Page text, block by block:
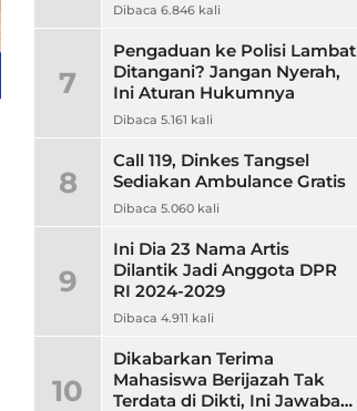
Dibaca 6.846 kali
7
Pengaduan ke Polisi Lambat
Ditangani? Jangan Nyerah,
Ini Aturan Hukumnya
Dibaca 5.161 kali
8
Call 119, Dinkes Tangsel
Sediakan Ambulance Gratis
Dibaca 5.060 kali
9
Ini Dia 23 Nama Artis
Dilantik Jadi Anggota DPR
RI 2024-2029
Dibaca 4.911 kali
10
Dikabarkan Terima
Mahasiswa Berijazah Tak
Terdata di Dikti, Ini Jawaban